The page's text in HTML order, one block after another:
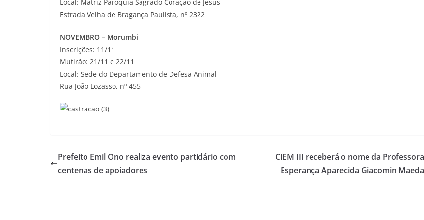
Local: Matriz Paróquia Sagrado Coração de Jesus
Estrada Velha de Bragança Paulista, nº 2322
NOVEMBRO – Morumbi
Inscrições: 11/11
Mutirão: 21/11 e 22/11
Local: Sede do Departamento de Defesa Animal
Rua João Lozasso, nº 455
Prefeito Emil Ono realiza evento partidário com
centenas de apoiadores
CIEM III receberá o nome da Professora
Esperança Aparecida Giacomin Maeda